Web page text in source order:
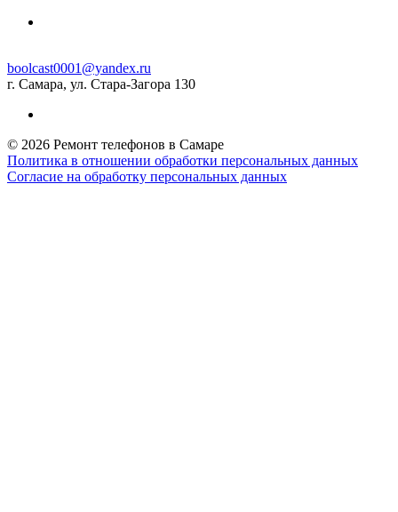
boolcast0001@yandex.ru
г. Самара, ул. Стара-Загора 130
© 2026 Ремонт телефонов в Самаре
Политика в отношении обработки персональных данных
Согласие на обработку персональных данных